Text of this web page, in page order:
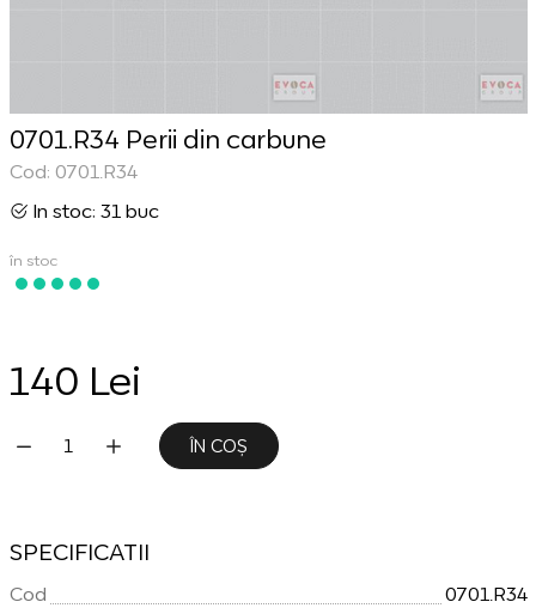
0701.R34 Perii din carbune
Cod: 0701.R34
In stoc: 31 buc
în stoc
140 Lei
ÎN COȘ
SPECIFICATII
Cod 0701.R34